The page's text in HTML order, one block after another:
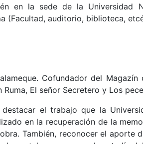
en la sede de la Universidad
(Facultad, auditorio, biblioteca,
Cofundador del
El señor Secretero y Los
el trabajo que la
en la recuperación de la
También, reconocer el aporte